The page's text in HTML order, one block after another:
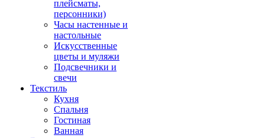
плейсматы,
персонники)
Часы настенные и
настольные
Искусственные
цветы и муляжи
Подсвечники и
свечи
Текстиль
Кухня
Спальня
Гостиная
Ванная